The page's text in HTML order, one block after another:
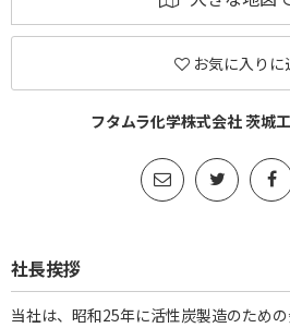
お気に入りに
フタムラ化学株式会社 茨城
社長挨拶
当社は、昭和25年に活性炭製造のため